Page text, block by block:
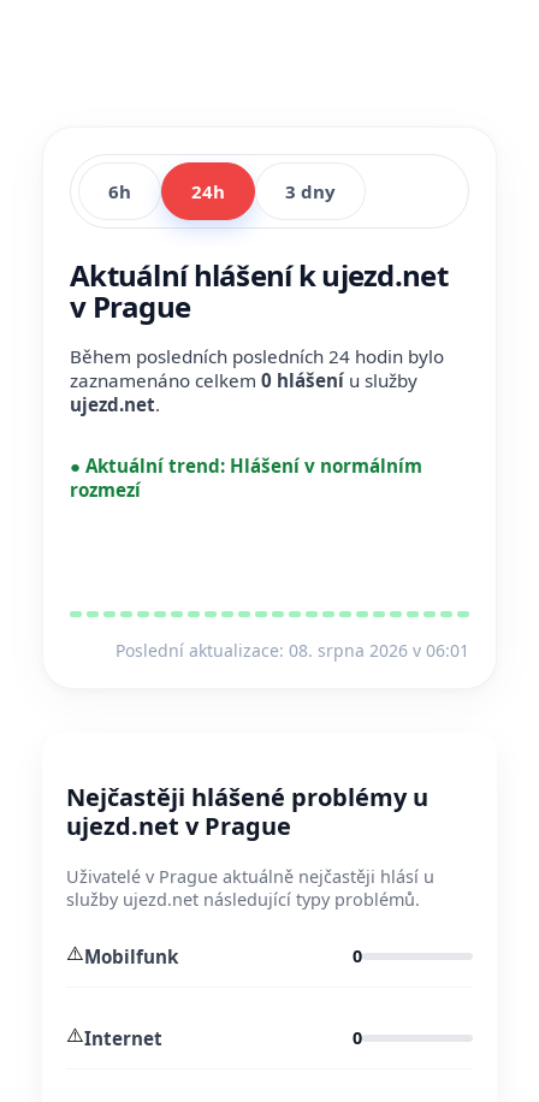
6h 24h 3 dny
Aktuální hlášení k ujezd.net
v Prague
Během posledních posledních 24 hodin bylo
zaznamenáno celkem 0 hlášení u služby
ujezd.net.
● Aktuální trend: Hlášení v normálním
rozmezí
Poslední aktualizace: 08. srpna 2026 v 06:01
Nejčastěji hlášené problémy u
ujezd.net v Prague
Uživatelé v Prague aktuálně nejčastěji hlásí u
služby ujezd.net následující typy problémů.
⚠️Mobilfunk 0
⚠️Internet 0